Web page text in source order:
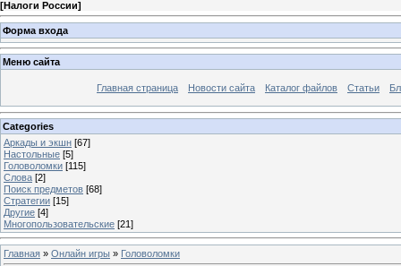
[Налоги России]
Форма входа
Меню сайта
Главная страница Новости сайта Каталог файлов Статьи
Categories
Аркады и экшн [67]
Настольные [5]
Головоломки [115]
Слова [2]
Поиск предметов [68]
Стратегии [15]
Другие [4]
Многопользовательские [21]
Главная » Онлайн игры » Головоломки